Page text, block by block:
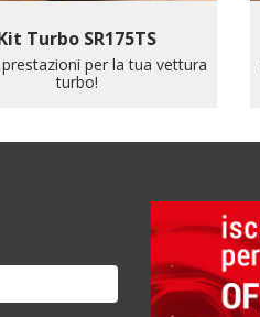
Turbo SR175TS
prestazioni per la tua vettura
turbo!